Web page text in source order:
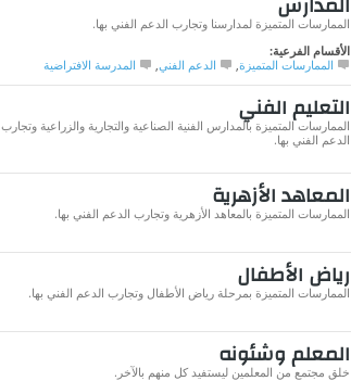
الممارسات المتميزة لمدارسنا وتجارب الدعم الفني بها.
الأقسام الفرعية:
الممارسات المتميزة
الدعم الفني المدرسة الافتراضية
التعليم الفني
الممارسات المتميزة بالمدارس الفنية الصناعية والتجارية والزراعية وتجارب
الدعم الفني بها.
المعاهد الأزهرية
الممارسات المتميزة بالمعاهد الأزهرية وتجارب الدعم الفني بها.
رياض الأطفال
الممارسات المتميزة بمرحلة رياض الأطفال وتجارب الدعم الفني بها.
المعلم وشئونه
خلق مجتمع من المعلمين ليستفيد كل منهم بالآخر.